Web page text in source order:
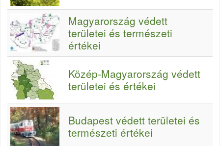
Magyarország védett
területei és természeti
értékei
Közép-Magyarország védett
területei és értékei
Budapest védett területei és
természeti értékei